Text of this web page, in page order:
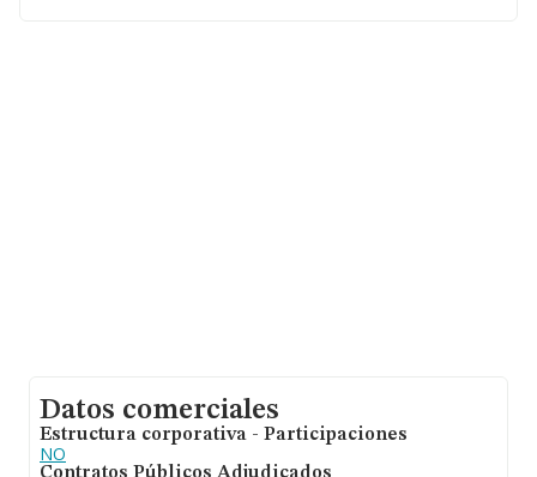
Datos comerciales
Estructura corporativa - Participaciones
NO